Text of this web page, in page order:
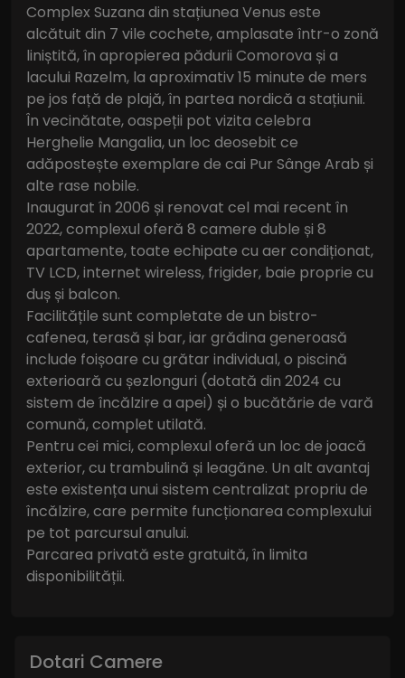
Complex Suzana din stațiunea Venus este
alcătuit din 7 vile cochete, amplasate într-o zonă
liniștită, în apropierea pădurii Comorova și a
lacului Razelm, la aproximativ 15 minute de mers
pe jos față de plajă, în partea nordică a stațiunii.
În vecinătate, oaspeții pot vizita celebra
Herghelie Mangalia, un loc deosebit ce
adăpostește exemplare de cai Pur Sânge Arab și
alte rase nobile.
Inaugurat în 2006 și renovat cel mai recent în
2022, complexul oferă 8 camere duble și 8
apartamente, toate echipate cu aer condiționat,
TV LCD, internet wireless, frigider, baie proprie cu
duș și balcon.
Facilitățile sunt completate de un bistro-
cafenea, terasă și bar, iar grădina generoasă
include foișoare cu grătar individual, o piscină
exterioară cu șezlonguri (dotată din 2024 cu
sistem de încălzire a apei) și o bucătărie de vară
comună, complet utilată.
Pentru cei mici, complexul oferă un loc de joacă
exterior, cu trambulină și leagăne. Un alt avantaj
este existența unui sistem centralizat propriu de
încălzire, care permite funcționarea complexului
pe tot parcursul anului.
Parcarea privată este gratuită, în limita
disponibilității.
Dotari Camere